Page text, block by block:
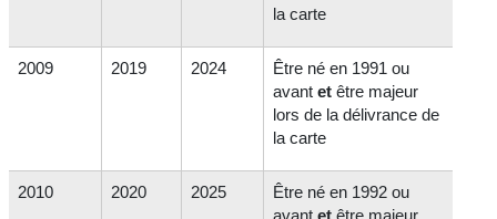
la carte
2009 2019 2024
Être né en 1991 ou
avantet être majeur
lors de la délivrance de
la carte
2010 2020 2025
Être né en 1992 ou
avantet être majeur